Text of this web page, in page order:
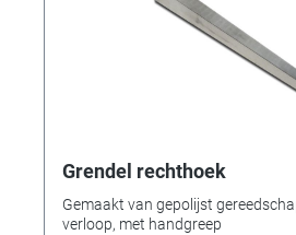
Grendel rechthoek
Gemaakt van gepolijst
verloop, met handgreep